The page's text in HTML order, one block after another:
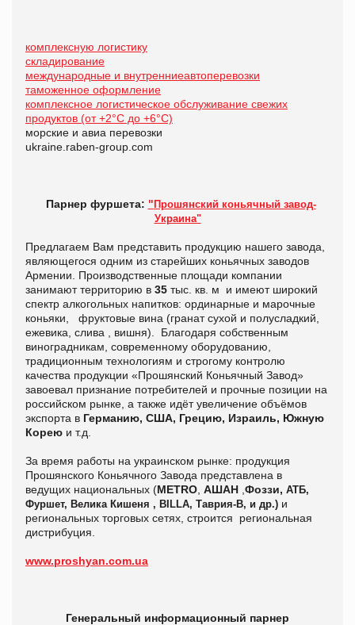
комплексную логистику
складирование
международные и внутренниеавтоперевозки
таможенное оформление
комплексное логистическое обслуживание свежих
продуктов (от +2°С до +6°С)
морские и авиа перевозки
ukraine.raben-group.com
Парнер фуршета: " Прошянский коньячный завод-
Украина"
Предлагаем Вам представить продукцию нашего завода,
являющегося одним из старейших коньячных заводов
Армении. Производственные площади компании
занимают территорию в 35 тыс. кв. м и имеют широкий
спектр алкогольных напитков: ординарные и марочные
коньяки, фруктовые вина (гранат сухой и полусладкий,
ежевика, слива , вишня). Благодаря собственным
виноградникам, современному оборудованию,
традиционным технологиям и строгому контролю
качества продукции «Прошянский Коньячный Завод»
завоевал признание потребителей и прочные позиции на
российском рынке, а также идёт увеличение объёмов
экспорта в Германию, США, Грецию, Израиль, Южную
Корею и т.д.
За время работы на украинском рынке: продукция
Прошянского Коньячного Завода представлена в
ведущих национальных (METRO АШАН Фоззи, АТБ,
Фуршет, Велика Кишеня , BILLA, Таврия-В, и др.) и
региональных торговых сетях, строится региональная
дистрибуция.
www.proshyan.com.ua
Генеральный информационный парнер